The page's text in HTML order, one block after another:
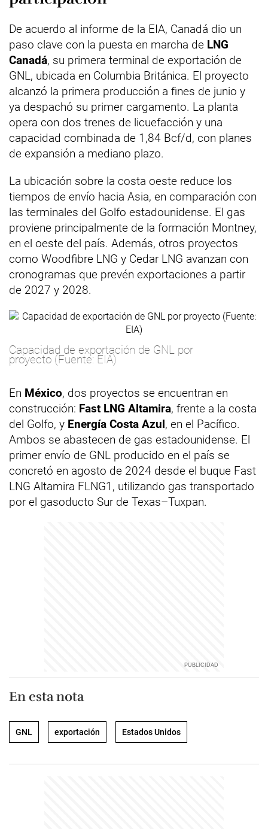
De acuerdo al informe de la EIA, Canadá dio un
paso clave con la puesta en marcha de LNG
Canadá, su primera terminal de exportación de
GNL, ubicada en Columbia Británica. El proyecto
alcanzó la primera producción a fines de junio y
ya despachó su primer cargamento. La planta
opera con dos trenes de licuefacción y una
capacidad combinada de 1,84 Bcf/d, con planes
de expansión a mediano plazo.
La ubicación sobre la costa oeste reduce los
tiempos de envío hacia Asia, en comparación con
las terminales del Golfo estadounidense. El gas
proviene principalmente de la formación Montney,
en el oeste del país. Además, otros proyectos
como Woodfibre LNG y Cedar LNG avanzan con
cronogramas que prevén exportaciones a partir
de 2027 y 2028.
Capacidad de exportación de GNL por
proyecto (Fuente: EIA)
En México, dos proyectos se encuentran en
construcción: Fast LNG Altamira, frente a la costa
del Golfo, y Energía Costa Azul, en el Pacífico.
Ambos se abastecen de gas estadounidense. El
primer envío de GNL producido en el país se
concretó en agosto de 2024 desde el buque Fast
LNG Altamira FLNG1, utilizando gas transportado
por el gasoducto Sur de Texas–Tuxpan.
En esta nota
GNL exportación Estados Unidos